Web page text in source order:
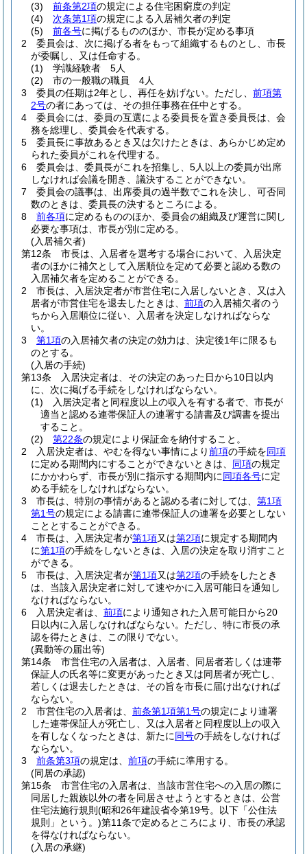
(3)
前条第2項の規定による住宅困窮度の判定
(4)
次条第1項の規定による入居補欠者の判定
(5)
前各号に掲げるもののほか、市長が定める事項
2
委員会は、次に掲げる者をもって組織するものとし、市長
が委嘱し、又は任命する。
(1)
学識経験者 5人
(2)
市の一般職の職員 4人
3
委員の任期は2年とし、再任を妨げない。 ただし、 前項第
2号の者にあっては、その担任事務在任中とする。
4
委員会には、委員の互選による委員長を置き委員長は、会
務を総理し、委員会を代表する。
5
委員長に事故あるとき又は欠けたときは、あらかじめ定め
られた委員がこれを代理する。
6
委員会は、委員長がこれを招集し、5人以上の委員が出席
しなければ会議を開き、議決することができない。
7
委員会の議事は、出席委員の過半数でこれを決し、可否同
数のときは、委員長の決するところによる。
8
前各項に定めるもののほか、委員会の組織及び運営に関し
必要な事項は、市長が別に定める。
(入居補欠者)
第12条
市長は、入居者を選考する場合において、入居決定
者のほかに補欠として入居順位を定めて必要と認める数の
入居補欠者を定めることができる。
2
市長は、入居決定者が市営住宅に入居しないとき、又は入
居者が市営住宅を退去したときは、 前項の入居補欠者のう
ちから入居順位に従い、入居者を決定しなければならな
い。
3
第1項の入居補欠者の決定の効力は、決定後1年に限るも
のとする。
(入居の手続)
第13条
入居決定者は、その決定のあった日から10日以内
に、次に掲げる手続をしなければならない。
(1)
入居決定者と同程度以上の収入を有する者で、市長が
適当と認める連帯保証人の連署する請書及び調書を提出
すること。
(2)
第22条の規定により保証金を納付すること。
2
入居決定者は、やむを得ない事情により前項の手続を同項
に定める期間内にすることができないときは、 同項の規定
にかかわらず、市長が別に指示する期間内に同項各号に定
める手続をしなければならない。
3
市長は、特別の事情があると認める者に対しては、 第1項
第1号の規定による請書に連帯保証人の連署を必要としない
こととすることができる。
4
市長は、入居決定者が第1項又は第2項に規定する期間内
に第1項の手続をしないときは、入居の決定を取り消すこと
ができる。
5
市長は、入居決定者が第1項又は第2項の手続をしたとき
は、当該入居決定者に対して速やかに入居可能日を通知し
なければならない。
6
入居決定者は、 前項により通知された入居可能日から20
日以内に入居しなければならない。 ただし、特に市長の承
認を得たときは、この限りでない。
(異動等の届出等)
第14条
市営住宅の入居者は、入居者、同居者若しくは連帯
保証人の氏名等に変更があったとき又は同居者が死亡し、
若しくは退去したときは、その旨を市長に届け出なければ
ならない。
2
市営住宅の入居者は、 前条第1項第1号の規定により連署
した連帯保証人が死亡し、又は入居者と同程度以上の収入
を有しなくなったときは、新たに同号の手続をしなければ
ならない。
3
前条第3項の規定は、 前項の手続に準用する。
(同居の承認)
第15条
市営住宅の入居者は、当該市営住宅への入居の際に
同居した親族以外の者を同居させようとするときは、公営
住宅法施行規則 (昭和26年建設省令第19号。以下「公住法
規則」という。)第11条で定めるところにより、市長の承認
を得なければならない。
(入居の承継)